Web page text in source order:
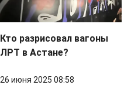
Кто разрисовал вагоны
ЛРТ в Астане?
26 июня 2025 08:58